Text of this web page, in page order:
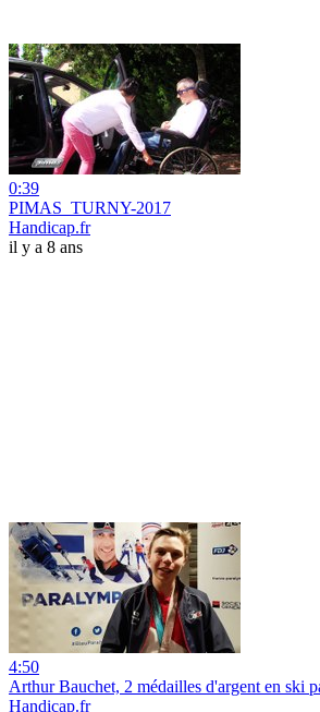
0:39
PIMAS_TURNY-2017
Handicap.fr
il y a 8 ans
4:50
Arthur Bauchet, 2 médailles d'argent en ski
Handicap.fr